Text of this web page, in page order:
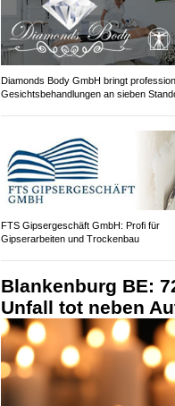
Diamonds Body GmbH bringt
Gesichtsbehandlungen an sieben
FTS Gipsergeschäft GmbH: Profi für
Gipserarbeiten und Trockenbau
Blankenburg BE:
Unfall tot neben